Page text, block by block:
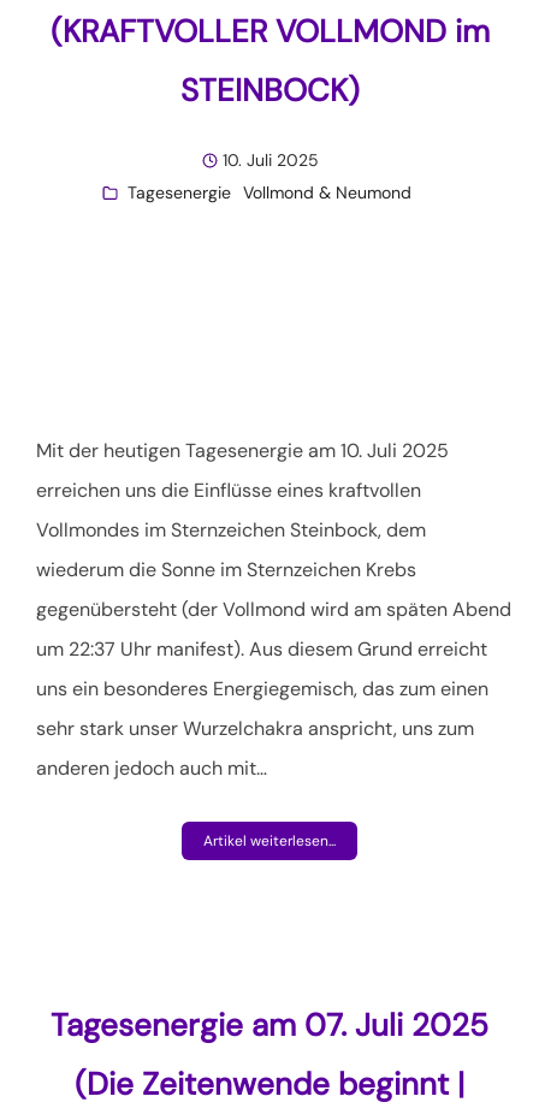
(KRAFTVOLLER VOLLMOND im
STEINBOCK)
10. Juli 2025
Tagesenergie Vollmond & Neumond
Mit der heutigen Tagesenergie am 10. Juli 2025
erreichen uns die Einflüsse eines kraftvollen
Vollmondes im Sternzeichen Steinbock, dem
wiederum die Sonne im Sternzeichen Krebs
gegenübersteht (der Vollmond wird am späten Abend
um 22:37 Uhr manifest). Aus diesem Grund erreicht
uns ein besonderes Energiegemisch, das zum einen
sehr stark unser Wurzelchakra anspricht, uns zum
anderen jedoch auch mit…
Artikel weiterlesen...
Tagesenergie am 07. Juli 2025
(Die Zeitenwende beginnt |